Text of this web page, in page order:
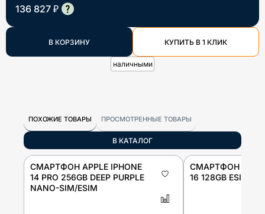
136 827 ₽
В КОРЗИНУ КУПИТЬ В 1 КЛИК
наличными
ПОХОЖИЕ ТОВАРЫ ПРОСМОТРЕННЫЕ ТОВАРЫ
В КАТАЛОГ
СМАРТФОН APPLE IPHONE
14 PRO 256GB DEEP PURPLE
NANO-SIM/ESIM
СМАРТФОН
16 128GB ESIM